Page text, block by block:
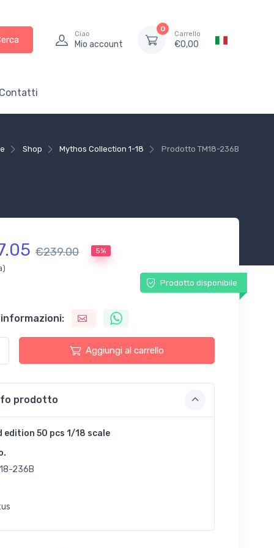
Ciao
Mio account
0
Carrello
€0,00
Contatti
Shop Mythos Collection 1-18 Prodotto TM18-236B
€239.00 5%
Prodotto disponibile
informazioni:
Aggiungi al carrello
prodotto
edition 50 pcs 1/18 scale
236B